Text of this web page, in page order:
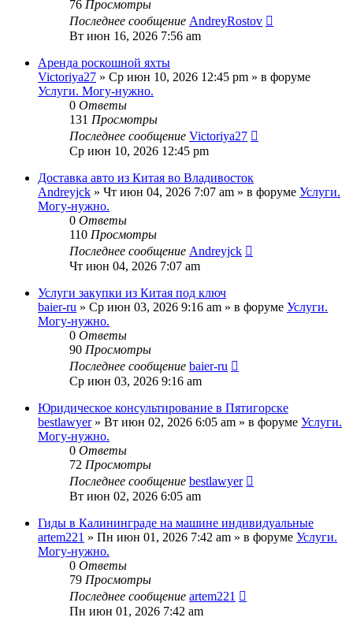
76 Просмотры
Последнее сообщение AndreyRostov
Вт июн 16, 2026 7:56 am
Аренда роскошной яхты
Victoriya27 » Ср июн 10, 2026 12:45 pm » в форуме
Услуги. Могу-нужно.
0 Ответы
131 Просмотры
Последнее сообщение Victoriya27
Ср июн 10, 2026 12:45 pm
Доставка авто из Китая во Владивосток
Andreyjck » Чт июн 04, 2026 7:07 am » в форуме Услуги.
Могу-нужно.
0 Ответы
110 Просмотры
Последнее сообщение Andreyjck
Чт июн 04, 2026 7:07 am
Услуги закупки из Китая под ключ
baier-ru » Ср июн 03, 2026 9:16 am » в форуме Услуги.
Могу-нужно.
0 Ответы
90 Просмотры
Последнее сообщение baier-ru
Ср июн 03, 2026 9:16 am
Юридическое консультирование в Пятигорске
bestlawyer» Вт июн 02, 2026 6:05 am » в форуме Услуги.
Могу-нужно.
0 Ответы
72 Просмотры
Последнее сообщение bestlawyer
Вт июн 02, 2026 6:05 am
Гиды в Калининграде на машине индивидуальные
artem221 » Пн июн 01, 2026 7:42 am » в форуме Услуги.
Могу-нужно.
0 Ответы
79 Просмотры
Последнее сообщение artem221
Пн июн 01, 2026 7:42 am